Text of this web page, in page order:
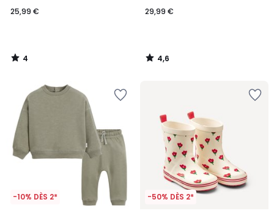
25,99 €
4
/
29,99 €
4,6
/
-10% DÈS 2* -50% DÈS 2*